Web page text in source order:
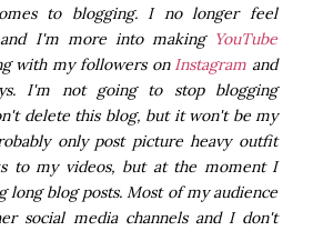
to blogging. I no longer feel
I'm more into making YouTube
with my followers on Instagram and
I'm not going to stop blogging
delete this blog, but it won't be my
only post picture heavy outfit
to my videos, but at the moment I
blog posts. Most of my audience
social media channels and I don't